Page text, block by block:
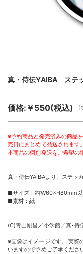
真・侍伝YAIBA ステ
価格:￥550(税込) [
※予約商品と発売済みの商品
売日にまとめて発送されます。
本商品の個別発送をご希望の
真・侍伝YAIBAより、ステッ
■サイズ：約W60×H80mm
■素材：紙
(C)青山剛昌／小学館／真･侍
※画像はイメージです。 実際
いますので予めご了承くださ